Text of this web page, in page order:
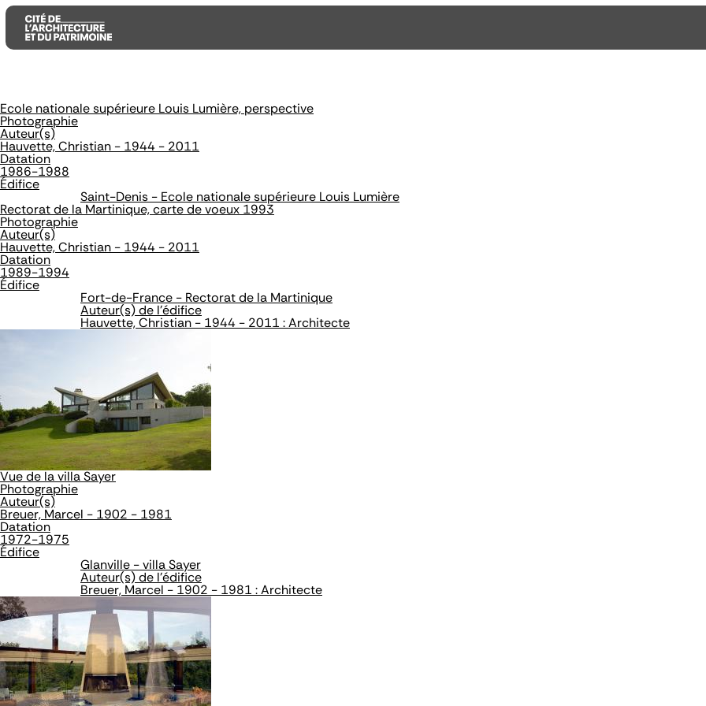
Aller
au
contenu
principal
Aller
au
menu
principal
Aller
à
la
recherche
Ecole nationale supérieure Louis Lumière, perspective
Photographie
Auteur(s)
Hauvette, Christian - 1944 - 2011
Datation
1986-1988
Édifice
Saint-Denis - Ecole nationale supérieure Louis Lumière
Rectorat de la Martinique, carte de voeux 1993
Photographie
Auteur(s)
Hauvette, Christian - 1944 - 2011
Datation
1989-1994
Édifice
Fort-de-France - Rectorat de la Martinique
Auteur(s) de l'édifice
Hauvette, Christian - 1944 - 2011 : Architecte
Vue de la villa Sayer
Photographie
Auteur(s)
Breuer, Marcel - 1902 - 1981
Datation
1972-1975
Édifice
Glanville - villa Sayer
Auteur(s) de l'édifice
Breuer, Marcel - 1902 - 1981 : Architecte